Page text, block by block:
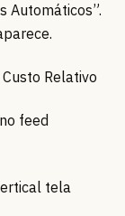
Automáticos”.
Relativo
feed
tela